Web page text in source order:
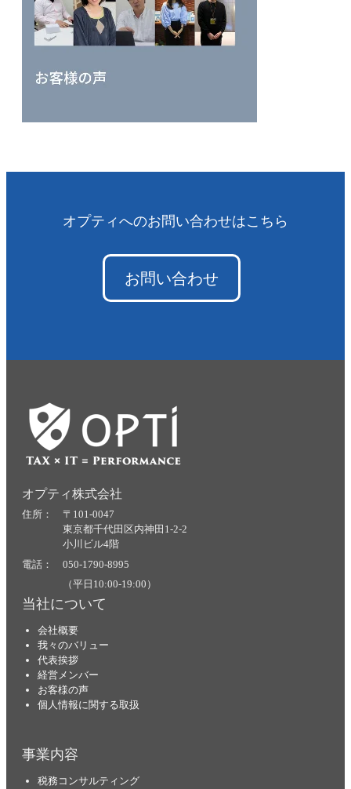
オプティへのお問い合わせはこちら
お問い合わせ
オプティ株式会社
住所： 〒101-0047
東京都千代田区内神田1-2-2
小川ビル4階
電話： 050-1790-8995
（平日10:00-19:00）
当社について
会社概要
我々のバリュー
代表挨拶
経営メンバー
お客様の声
個人情報に関する取扱
事業内容
税務コンサルティング